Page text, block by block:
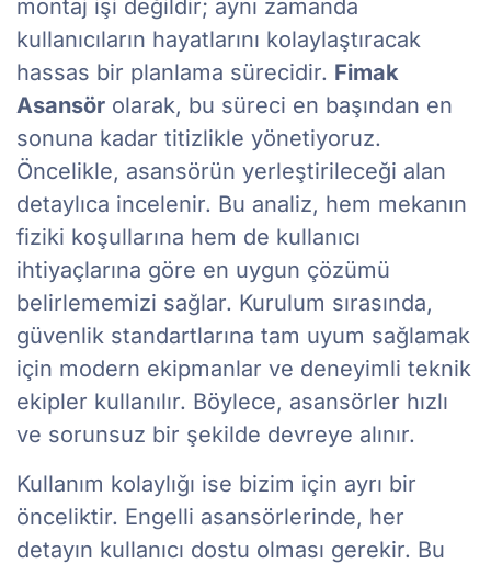
montaj işi değildir; aynı zamanda
kullanıcıların hayatlarını kolaylaştıracak
hassas bir planlama sürecidir. Fimak
Asansör olarak, bu süreci en başından en
sonuna kadar titizlikle yönetiyoruz.
Öncelikle, asansörün yerleştirileceği alan
detaylıca incelenir. Bu analiz, hem mekanın
fiziki koşullarına hem de kullanıcı
ihtiyaçlarına göre en uygun çözümü
belirlememizi sağlar. Kurulum sırasında,
güvenlik standartlarına tam uyum sağlamak
için modern ekipmanlar ve deneyimli teknik
ekipler kullanılır. Böylece, asansörler hızlı
ve sorunsuz bir şekilde devreye alınır.
Kullanım kolaylığı ise bizim için ayrı bir
önceliktir. Engelli asansörlerinde, her
detayın kullanıcı dostu olması gerekir. Bu